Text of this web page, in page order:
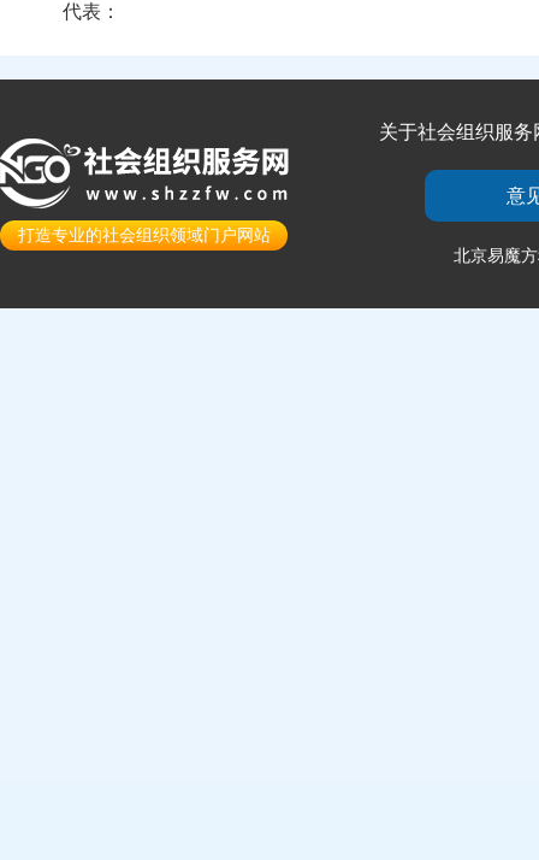
代表：
打造专业的社会组织领域门户网站
关于社会组织服务
意
北京易魔